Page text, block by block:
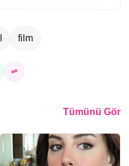
film
Tümünü Gör